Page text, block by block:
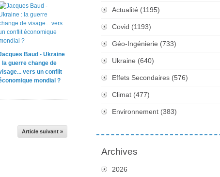
Baud - Ukraine
la guerre change de
vers un conflit
mondial ?
Article suivant »
Actualité (1195)
Covid (1193)
Géo-Ingénierie (733)
Ukraine (640)
Effets Secondaires (576)
Climat (477)
Environnement (383)
Archives
2026